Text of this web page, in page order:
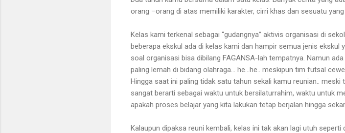
orang –orang di atas memiliki karakter, cirri khas dan sesuatu
Kelas kami terkenal sebagai “gudangnya” aktivis organisasi di
beberapa ekskul ada di kelas kami dan hampir semua jenis
soal organisasi bisa dibilang FAGANSA-lah tempatnya. Namun
paling lemah di bidang olahraga… he…he.. meskipun tim futsal
Hingga saat ini paling tidak satu tahun sekali kamu reunian..
sangat berarti sebagai waktu untuk bersilaturrahim, waktu untuk
apakah proses belajar yang kita lakukan tetap berjalan hingga
Kalaupun dipaksa reuni kembali, kelas ini tak akan lagi utuh